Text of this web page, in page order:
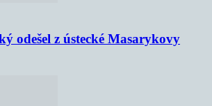
odešel z ústecké Masarykovy